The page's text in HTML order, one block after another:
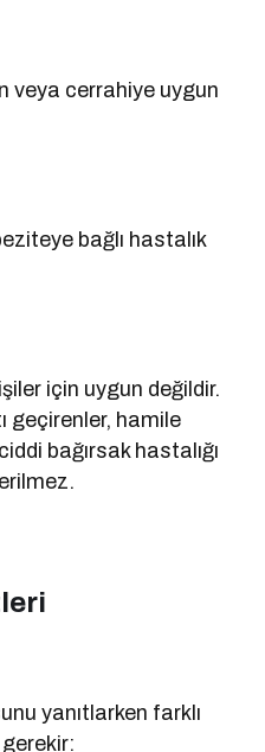
veya cerrahiye uygun
bağlı hastalık
için uygun değildir.
geçirenler, hamile
bağırsak hastalığı
yanıtlarken farklı